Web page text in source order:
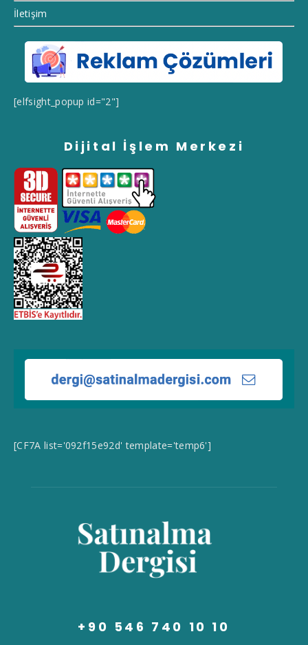
İletişim
[elfsight_popup id="2"]
Dijital İşlem Merkezi
[CF7A list='092f15e92d' template='temp6']
+90 546 740 10 10